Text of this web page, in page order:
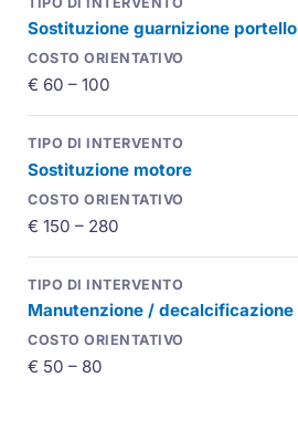
Sostituzione guarnizione portello
€ 60 – 100
Sostituzione motore
€ 150 – 280
Manutenzione / decalcificazione
€ 50 – 80